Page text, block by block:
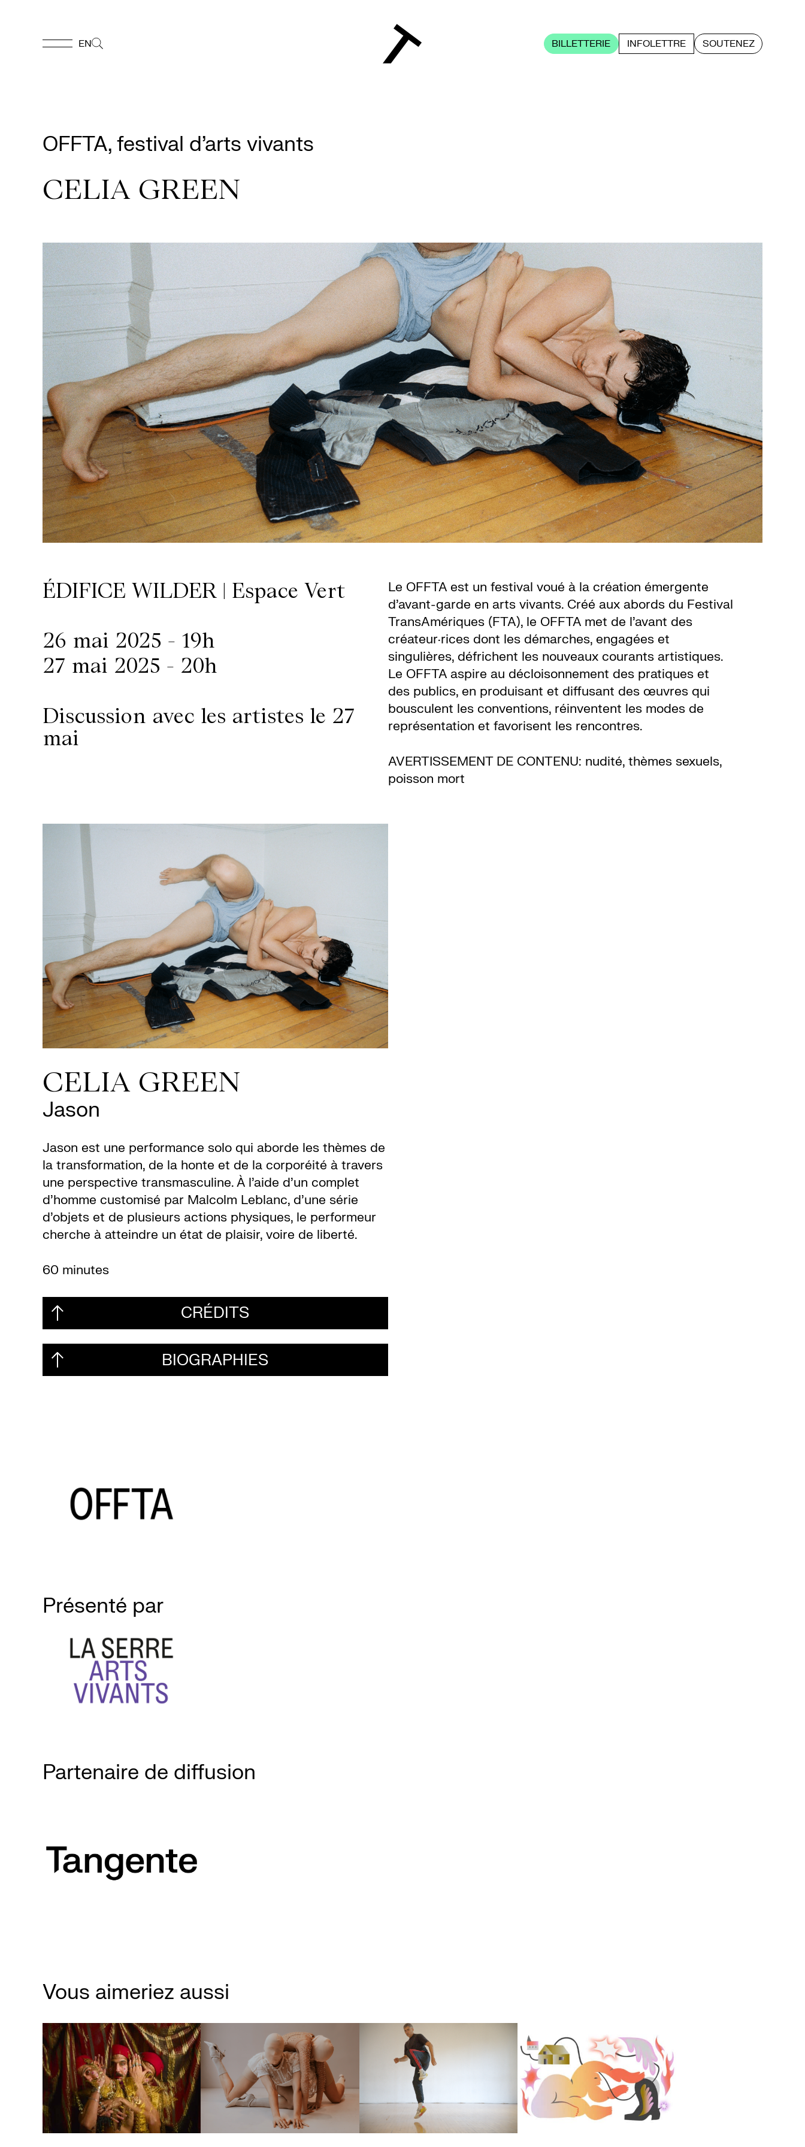
Appuyez-
nous
Billetterie
Médiation
culturelle
Ressources
propos
Wilder
Location
salles
Contactez-
nous
EN BILLETTERIE INFOLETTRE SOUTENEZ
OFFTA, festival d’arts vivants
CELIA GREEN
ÉDIFICE WILDER | Espace Vert
26 mai 2025 - 19h
27 mai 2025 - 20h
Discussion avec les artistes le 27
mai
Le OFFTA est un festival voué à la création émergente
d’avant-garde en arts vivants. Créé aux abords du Festival
TransAmériques (FTA), le OFFTA met de l’avant des
créateur·rices dont les démarches, engagées et
singulières, défrichent les nouveaux courants artistiques.
Le OFFTA aspire au décloisonnement des pratiques et
des publics, en produisant et diffusant des œuvres qui
bousculent les conventions, réinventent les modes de
représentation et favorisent les rencontres.
AVERTISSEMENT DE CONTENU: nudité, thèmes sexuels,
poisson mort
CELIA GREEN
Jason
Jason est une performance solo qui aborde les thèmes de
la transformation, de la honte et de la corporéité à travers
une perspective transmasculine. À l’aide d’un complet
d’homme customisé par Malcolm Leblanc, d’une série
d’objets et de plusieurs actions physiques, le performeur
cherche à atteindre un état de plaisir, voire de liberté.
60 minutes
CRÉDITS
BIOGRAPHIES
Présenté par
Partenaire de diffusion
Vous aimeriez aussi